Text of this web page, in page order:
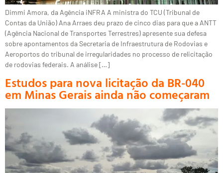
Dimmi Amora, da Agência iNFRA A ministra do TCU (Tribunal de
Contas da União) Ana Arraes deu prazo de cinco dias para que a ANTT
(Agência Nacional de Transportes Terrestres) apresente sua defesa
sobre apontamentos da Secretaria de Infraestrutura de Rodovias e
Aeroportos do tribunal de irregularidades no processo de relicitação
de rodovias federais. A análise […]
Estudos para nova licitação da BR-040
em Minas Gerais ainda não começaram